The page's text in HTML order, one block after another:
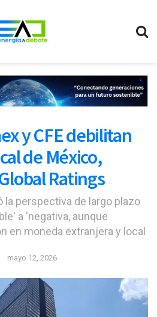
y CFE debilitan
de México,
Ratings
la perspectiva de largo plazo
a 'negativa, aunque
en moneda extranjera y local
mayo 12, 2026